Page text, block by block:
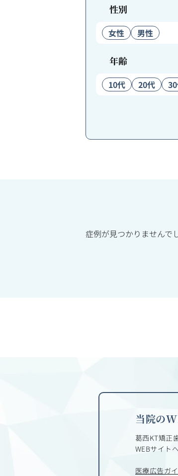
性別
女性 男性
年齢
10代 20代
症例が見つかりませんで
当院の
葛西KT矯正
WEBサイト
医療広告ガ